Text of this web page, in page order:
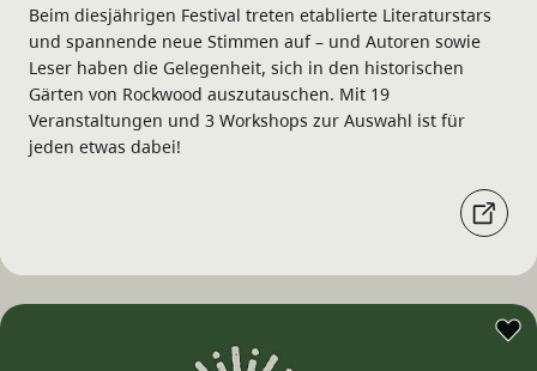
Beim diesjährigen Festival treten etablierte Literaturstars
und spannende neue Stimmen auf – und Autoren sowie
Leser haben die Gelegenheit, sich in den historischen
Gärten von Rockwood auszutauschen. Mit 19
Veranstaltungen und 3 Workshops zur Auswahl ist für
jeden etwas dabei!